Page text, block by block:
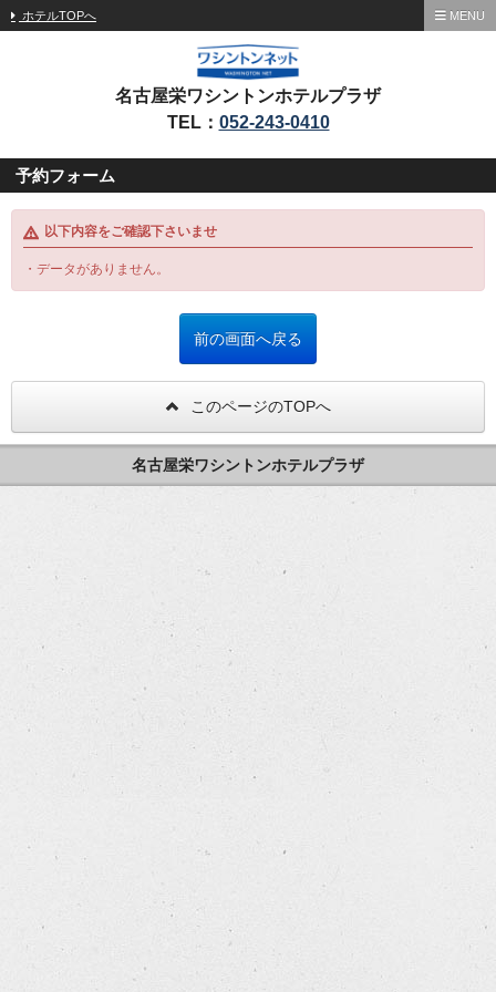
ホテルTOPへ MENU
名古屋栄ワシントンホテルプラザ
TEL： 052-243-0410
予約フォーム
以下内容をご確認下さいませ
・データがありません。
このページのTOPへ
名古屋栄ワシントンホテルプラザ